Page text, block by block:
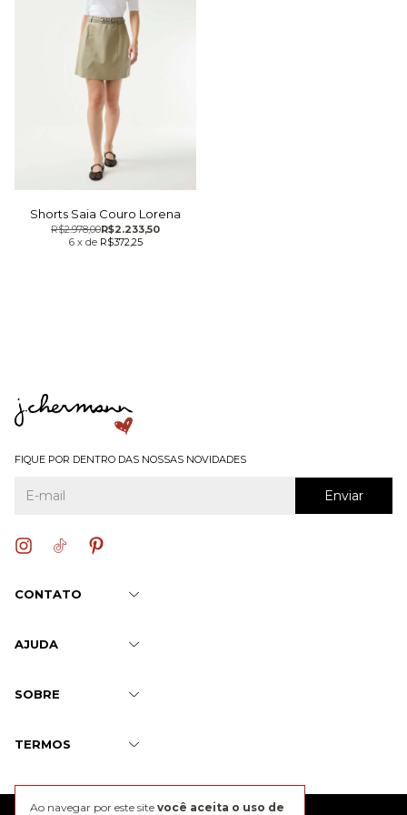
Ao navegar por este site você aceita o uso de
Shorts Saia Couro Lorena
R$2.233,50
R$2.978,00
6 x de R$372,25
FIQUE POR DENTRO DAS NOSSAS NOVIDADES
CONTATO
AJUDA
SOBRE
TERMOS
@2026 J. Chermann